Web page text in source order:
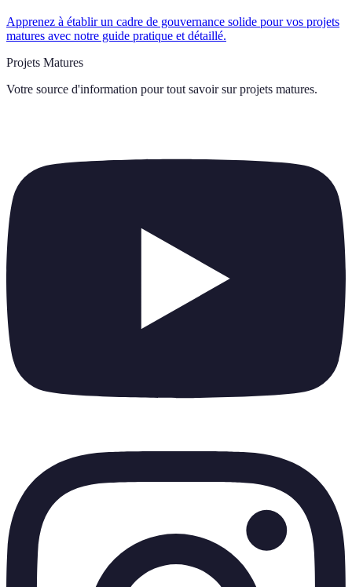
Apprenez à établir un cadre de gouvernance solide pour vos projets
matures avec notre guide pratique et détaillé.
Projets Matures
Votre source d'information pour tout savoir sur projets matures.